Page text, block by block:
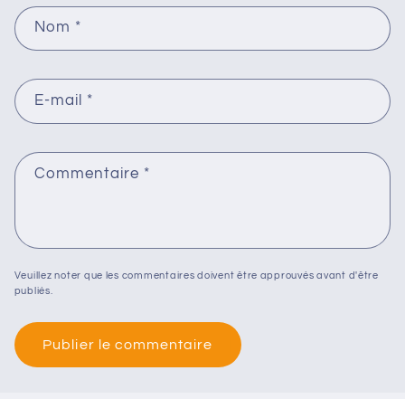
Nom *
E-mail *
Commentaire *
Veuillez noter que les commentaires doivent être approuvés avant d'être
publiés.